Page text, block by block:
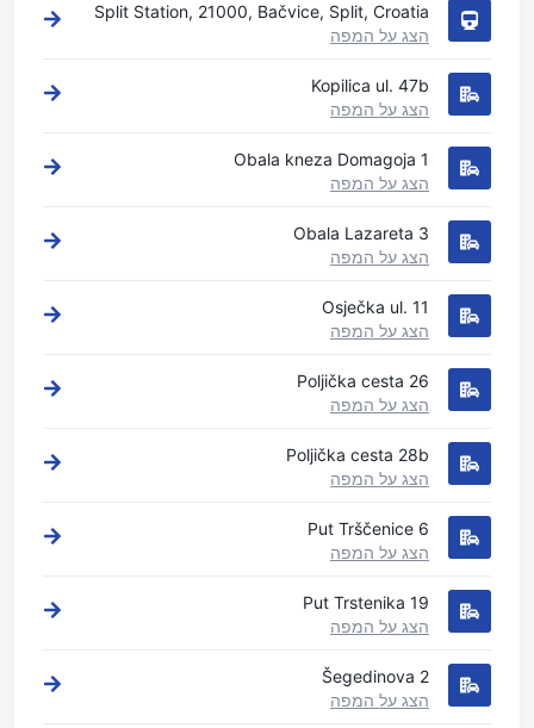
Split Station, 21000, Bačvice, Split, Croatia
הצג על המפה
Kopilica ul. 47b
הצג על המפה
Obala kneza Domagoja 1
הצג על המפה
Obala Lazareta 3
הצג על המפה
Osječka ul. 11
הצג על המפה
Poljička cesta 26
הצג על המפה
Poljička cesta 28b
הצג על המפה
Put Trščenice 6
הצג על המפה
Put Trstenika 19
הצג על המפה
Šegedinova 2
הצג על המפה